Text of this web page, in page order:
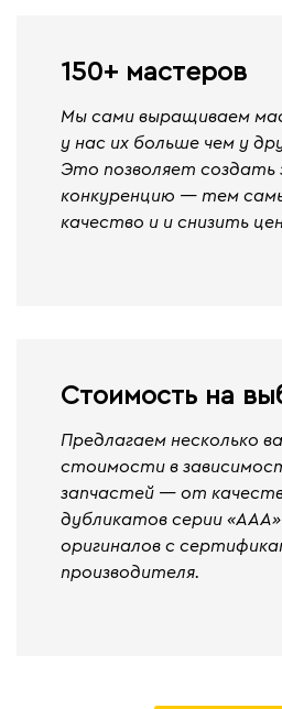
150+ мастеров
Мы сами выращиваем
у нас их больше чем у
Это позволяет создать
конкуренцию — тем
качество и и снизить
Стоимость на
Предлагаем несколько
стоимости в
запчастей — от
дубликатов серии
оригиналов с
производителя.